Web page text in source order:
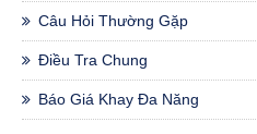
Câu Hỏi Thường Gặp
Điều Tra Chung
Báo Giá Khay Đa Năng